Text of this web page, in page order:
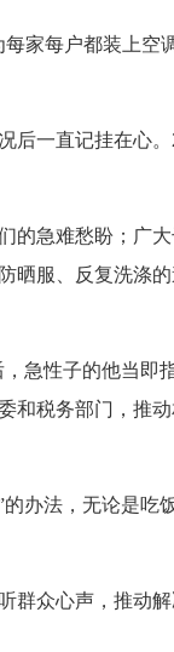
家每户都装上空
一直记挂在心。
的急难愁盼；广大
晒服、反复洗涤
急性子的他当即
和税务部门，推
办法，无论是吃
群众心声，推动解